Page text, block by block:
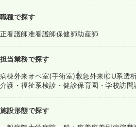
職種で探す
正看護師准看護師保健師助産師
担当業務で探す
病棟外来オペ室(手術室)救急外来ICU系透
介護・福祉系検診・健診保育園・学校訪問
施設形態で探す